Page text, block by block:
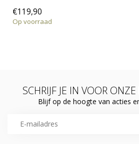
€119,90
Op voorraad
SCHRIJF JE IN VOOR
Blijf op de hoogte van acties